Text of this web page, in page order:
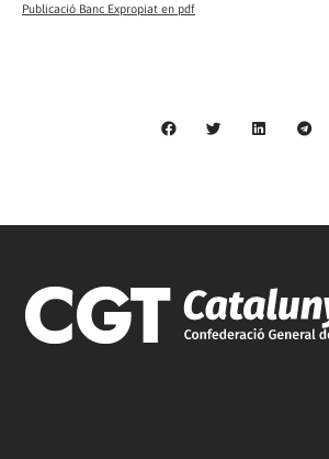
Publicació Banc Expropiat en pdf